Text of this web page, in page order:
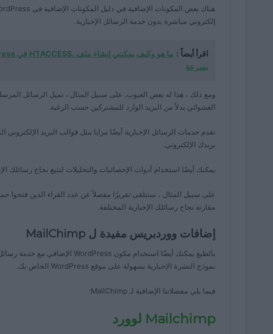
إلكتروني مباشرة بدون خدمة الرسائل الإخبارية.
اقرأ أيضاً :
بسرعة
ومع ذلك ، هذا له بعض العيوب. على سبيل المثال ، تميل الرسائل
العشوائي بدلاً من البريد الوارد للمشتركين حسب الرغبة.
تقدم خدمات الرسائل الإخبارية أيضًا مزايا مثل قوالب البريد
بريدك الإلكتروني.
يمكنك أيضًا استخدام أدوات الإحصائيات والتحليلات لتتبع نجاح رسائلك
على سبيل المثال ، ستتلقى تقريرًا مفصلاً عن عدد القراء الذين فتحوا
مقارنة نجاح رسائلك الإخبارية المختلفة.
إضافات ووردبريس مفيدة ل MailChimp
نموذج النشرة الإخبارية بسهولة على موقع WordPress الخاص بك.
فيما يلي مفضلاتنا الإضافية لـ MailChimp:
Mailchimp لوورد